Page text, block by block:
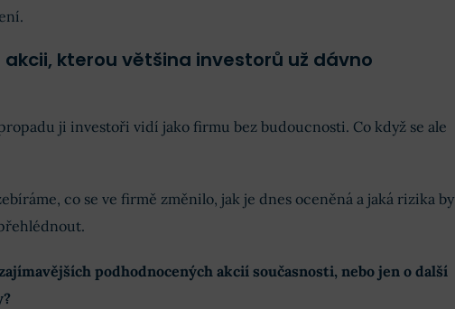
akcii, kterou většina investorů už dávno
ji investoři vidí jako firmu bez budoucnosti. Co když se ale
co se ve firmě změnilo, jak je dnes oceněná a jaká rizika by
podhodnocených akcií současnosti, nebo jen o další